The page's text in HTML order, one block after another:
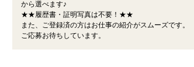
から選べます♪
★★履歴書・証明写真は不要！★★
また、ご登録済の方はお仕事の紹介がスムーズです。
ご応募お待ちしています。